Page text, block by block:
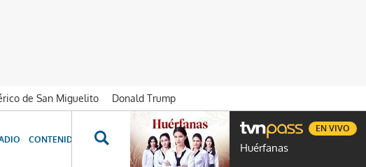
de San Miguelito
Donald Trump
CONTENIDOS ESPECIALES NOVELAS PROGRAMAS GENTE TVN
Huérfanas
EN VIVO